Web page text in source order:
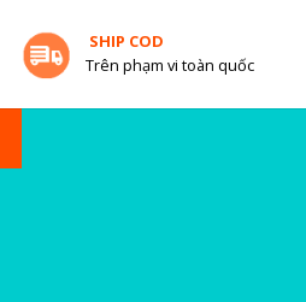
SHIP COD
Trên phạm vi toàn quốc